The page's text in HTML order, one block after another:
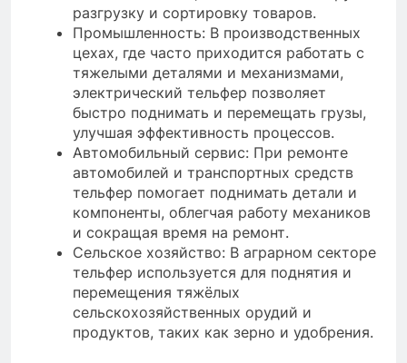
разгрузку и сортировку товаров.
Промышленность: В производственных
цехах, где часто приходится работать с
тяжелыми деталями и механизмами,
электрический тельфер позволяет
быстро поднимать и перемещать грузы,
улучшая эффективность процессов.
Автомобильный сервис: При ремонте
автомобилей и транспортных средств
тельфер помогает поднимать детали и
компоненты, облегчая работу механиков
и сокращая время на ремонт.
Сельское хозяйство: В аграрном секторе
тельфер используется для поднятия и
перемещения тяжёлых
сельскохозяйственных орудий и
продуктов, таких как зерно и удобрения.